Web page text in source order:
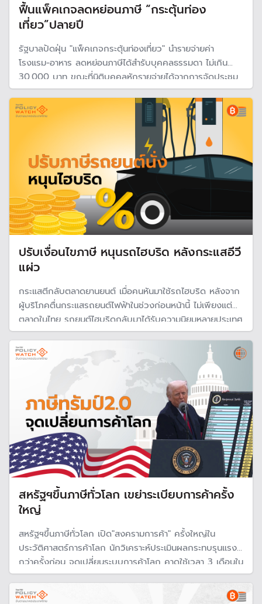
ฟื้นแพ็คเกจลดหย่อนภาษี “กระตุ้นท่อง
เที่ยว”ปลายปี
รัฐบาลปัดฝุ่น "แพ็คเกจกระตุ้นท่องเที่ยว" นำรายจ่ายค่า
โรงแรม-อาหาร ลดหย่อนภาษีได้สำรับบุคคลธรรมดา ไม่เกิน
30,000 บาท ขณะที่นิติบุคคลหักรายจ่ายได้จากการจัดประชุม
สัมมนา พร้อมสนับสนุนการปรับปรุงโรงแรมที่พัก ขณะที่นัก
ท่องเที่ยว 9 เดือนครึ่ง ลดลง 7.45%
ปรับเงื่อนไขภาษี หนุนรถไฮบริด หลังกระแสอีวี
แผ่ว
กระแสตีกลับตลาดยานยนต์ เมื่อคนหันมาใช้รถไฮบริด หลังจาก
ผู้บริโภคตื่นกระแสรถยนต์ไฟฟ้าในช่วงก่อนหน้านี้ ไม่เพียงแต่
ตลาดในไทย รถยนต์ไฮบริดกลับมาได้รับความนิยมหลายประเทศ
ทั่วโลก เป็นตัวชี้ให้เห็น ว่าช่วยเปลี่ยนผ่านจากการใช้รถน้ำมันยัง
ไม่ราบรื่น
สหรัฐฯขึ้นภาษีทั่วโลก เขย่าระเบียบการค้าครั้ง
ใหญ่
สหรัฐฯขึ้นภาษีทั่วโลก เปิด"สงครามการค้า" ครั้งใหญ่ใน
ประวัติศาสตร์การค้าโลก นักวิเคราะห์ประเมินผลกระทบรุนแรง
กว่าครั้งก่อน จุดเปลี่ยนระบบการค้าโลก คาดใช้เวลา 3 เดือนใน
การเจรจา ขณะที่รัฐบาลพร้อมเจรจา คาดส่งออกไปสหรัฐฯลด
ลงทุก 1% กระทบมูลค่าส่งออก 1.2 หมื่นล้านบาท ฉุดจีดีพี